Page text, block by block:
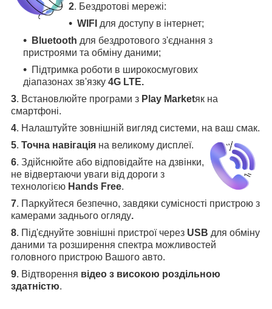
2. Бездротові мережі:
WIFI для доступу в інтернет;
Bluetooth для бездротового з'єднання з
пристроями та обміну даними;
Підтримка роботи в широкосмугових
діапазонах зв'язку 4G LTE.
3. Встановлюйте програми з Play Marketяк на
смартфоні.
4. Налаштуйте зовнішній вигляд системи, на ваш смак.
5. Точна навігація на великому дисплеї.
6. Здійснюйте або відповідайте на дзвінки,
не відвертаючи уваги від дороги з
технологією Hands Free.
7. Паркуйтеся безпечно, завдяки сумісності пристрою з
камерами заднього огляду.
8. Під'єднуйте зовнішні пристрої через USB для обміну
даними та розширення спектра можливостей
головного пристрою Вашого авто.
9. Відтворення відео з високою роздільною
здатністю.